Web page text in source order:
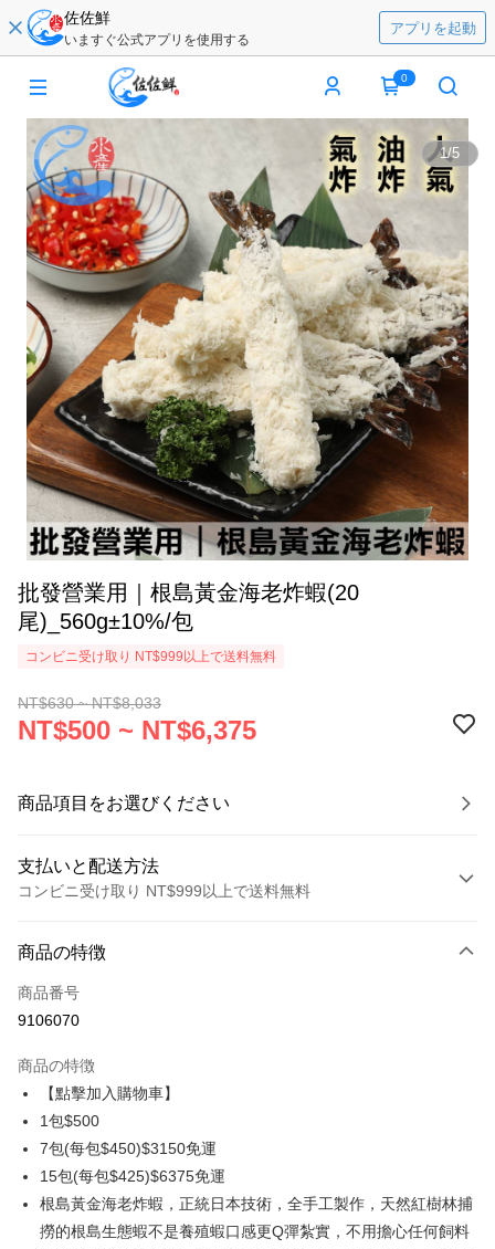
佐佐鮮
いますぐ公式アプリを使用する
アプリを起動
0
1/5
批發營業用｜根島黃金海老炸蝦(20
尾)_560g±10%/包
コンビニ受け取り NT$999以上で送料無料
NT$630 ~ NT$8,033
NT$500 ~ NT$6,375
商品項目をお選びください
支払いと配送方法
コンビニ受け取り NT$999以上で送料無料
クレジットカード1回払い
クレジットカード分割払い
合作金庫商業銀行
華南商業銀行
上海商業儲蓄銀行
国泰世華商業銀行
台湾中小企業銀行
聯邦商業銀行
遠東国際商業銀行
元大商業銀行
永豐商業銀行
6回払い、金利0、毎回
華南商業銀行
上海商業儲蓄銀行
国泰世華商業銀行
台湾中小企業銀行
台中商業銀行
HSBC(台湾)商業銀行
華泰商業銀行
LINE Pay
Apple Pay
Easy Wallet
ATM払い
商品の特徴
商品番号
9106070
商品の特徴
【點擊加入購物車】
1包$500
7包(每包$450)$3150免運
15包(每包$425)$6375免運
根島黃金海老炸蝦，正統日本技術，全手工製作，天然紅樹林捕
撈的根島生態蝦不是養殖蝦口感更Q彈紮實，不用擔心任何飼料